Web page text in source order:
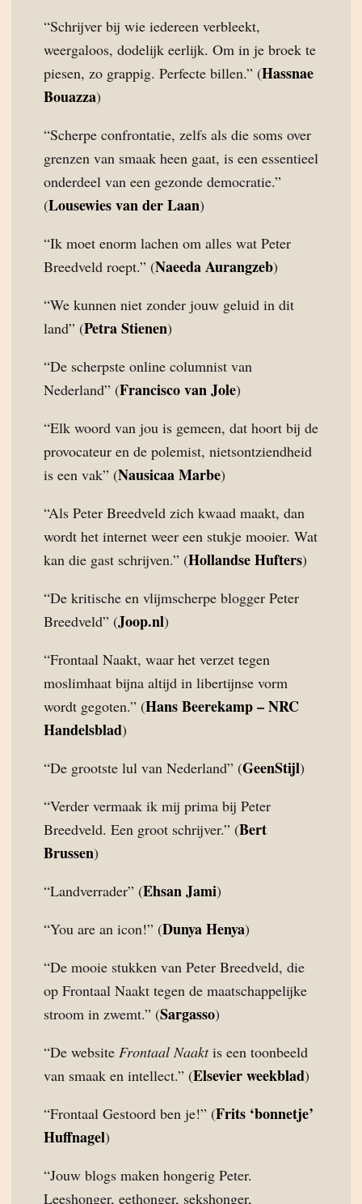
“Schrijver bij wie iedereen verbleekt,
weergaloos, dodelijk eerlijk. Om in je broek te
piesen, zo grappig. Perfecte billen.” (Hassnae
Bouazza)
“Scherpe confrontatie, zelfs als die soms over
grenzen van smaak heen gaat, is een essentieel
onderdeel van een gezonde democratie.”
(Lousewies van der Laan)
“Ik moet enorm lachen om alles wat Peter
Breedveld roept.” (Naeeda Aurangzeb)
“We kunnen niet zonder jouw geluid in dit
land” (Petra Stienen)
“De scherpste online columnist van
Nederland” (Francisco van Jole)
“Elk woord van jou is gemeen, dat hoort bij de
provocateur en de polemist, nietsontziendheid
is een vak” (Nausicaa Marbe)
“Als Peter Breedveld zich kwaad maakt, dan
wordt het internet weer een stukje mooier. Wat
kan die gast schrijven.” (Hollandse Hufters)
“De kritische en vlijmscherpe blogger Peter
Breedveld” (Joop.nl)
“Frontaal Naakt, waar het verzet tegen
moslimhaat bijna altijd in libertijnse vorm
wordt gegoten.” (Hans Beerekamp – NRC
Handelsblad)
“De grootste lul van Nederland” (GeenStijl)
“Verder vermaak ik mij prima bij Peter
Breedveld. Een groot schrijver.” (Bert
Brussen)
“Landverrader” (Ehsan Jami)
“You are an icon!” (Dunya Henya)
“De mooie stukken van Peter Breedveld, die
op Frontaal Naakt tegen de maatschappelijke
stroom in zwemt.” (Sargasso)
“De website Frontaal Naaktis een toonbeeld
van smaak en intellect.” (Elsevier weekblad)
“Frontaal Gestoord ben je!” (Frits ‘bonnetje’
Huffnagel)
“Jouw blogs maken hongerig Peter.
Leeshonger, eethonger, sekshonger,